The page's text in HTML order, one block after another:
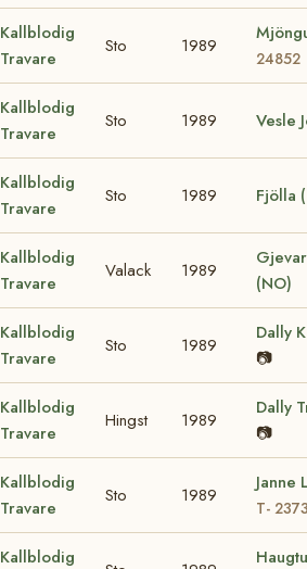
Kallblodig
Travare
Sto 1989
24852
Kallblodig
Travare
Sto 1989 Vesle
Kallblodig
Travare
Sto 1989 Fjölla
Kallblodig
Travare
Valack 1989
(NO)
Kallblodig
Travare
Sto 1989
Dally
📷
Kallblodig
Travare
Hingst 1989
Dally
📷
Kallblodig
Travare
Sto 1989
Janne
T-
Kallblodig